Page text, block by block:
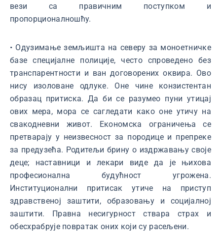
вези са правичним поступком и
пропорционалношћу.
• Одузимање земљишта на северу за моноетничке
базе специјалне полиције, често спроведено без
транспарентности и ван договорених оквира. Ово
нису изоловане одлуке. Оне чине конзистентан
образац притиска. Да би се разумео пуни утицај
ових мера, мора се сагледати како оне утичу на
свакодневни живот. Економска ограничења се
претварају у неизвесност за породице и препреке
за предузећа. Родитељи брину о издржавању своје
деце; наставници и лекари виде да је њихова
професионална будућност угрожена.
Институционални притисак утиче на приступ
здравственој заштити, образовању и социјалној
заштити. Правна несигурност ствара страх и
обесхрабрује повратак оних који су расељени.